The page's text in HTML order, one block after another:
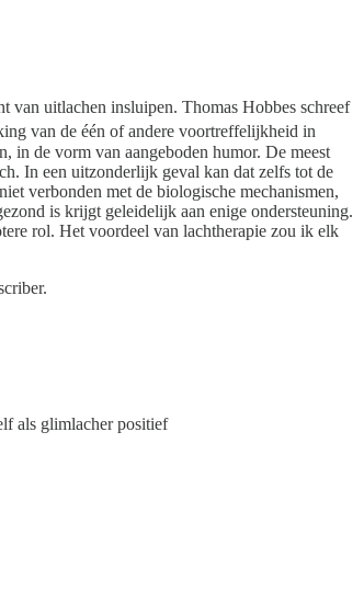
van uitlachen insluipen. Thomas Hobbes schreef
van de één of andere voortreffelijkheid in
in de vorm van aangeboden humor. De meest
In een uitzonderlijk geval kan dat zelfs tot de
verbonden met de biologische mechanismen,
is krijgt geleidelijk aan enige ondersteuning.
rol. Het voordeel van lachtherapie zou ik elk
als glimlacher positief